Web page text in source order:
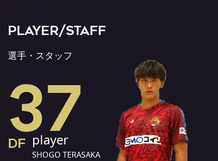
PLAYER/STAFF
選手・スタッフ
37
player
SHOGO TERASAKA
DF